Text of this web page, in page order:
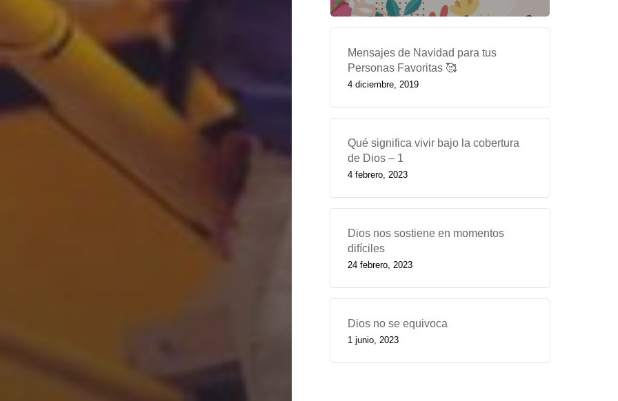
Mensajes de Navidad para tus
Personas Favoritas 🥰
4 diciembre, 2019
Qué significa vivir bajo la cobertura
de Dios – 1
4 febrero, 2023
Dios nos sostiene en momentos
difíciles
24 febrero, 2023
Dios no se equivoca
1 junio, 2023